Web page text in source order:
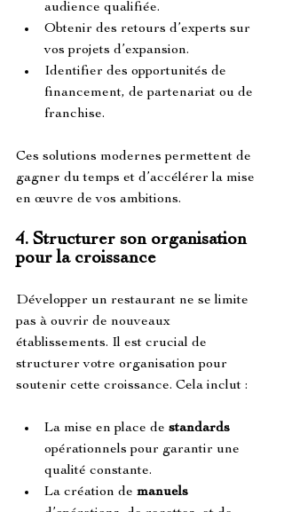
audience qualifiée.
Obtenir des retours d’experts sur
vos projets d’expansion.
Identifier des opportunités de
financement, de partenariat ou de
franchise.
Ces solutions modernes permettent de
gagner du temps et d’accélérer la mise
en œuvre de vos ambitions.
4. Structurer son organisation
pour la croissance
Développer un restaurant ne se limite
pas à ouvrir de nouveaux
établissements. Il est crucial de
structurer votre organisation pour
soutenir cette croissance. Cela inclut :
La mise en place de standards
opérationnels pour garantir une
qualité constante.
La création de manuels